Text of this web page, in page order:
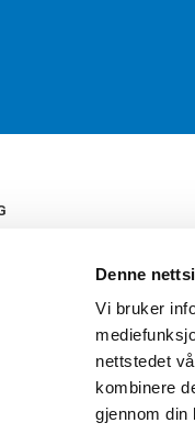
Denne
Vi bruker
nettstedet
kombinere
gjennom din